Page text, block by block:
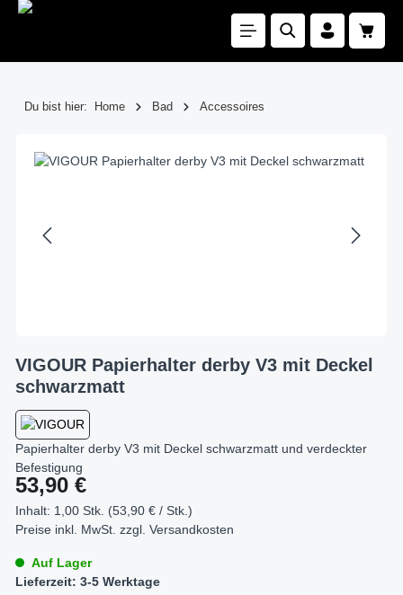
Du bist hier: Home Bad Accessoires
VIGOUR Papierhalter derby V3 mit Deckel
schwarzmatt
Papierhalter derby V3 mit Deckel schwarzmatt und verdeckter
Befestigung
Regulärer Preis:
53,90 €
Inhalt: 1,00 Stk. (53,90 € / Stk.)
Preise inkl. MwSt. zzgl. Versandkosten
Auf Lager
Lieferzeit: 3-5 Werktage